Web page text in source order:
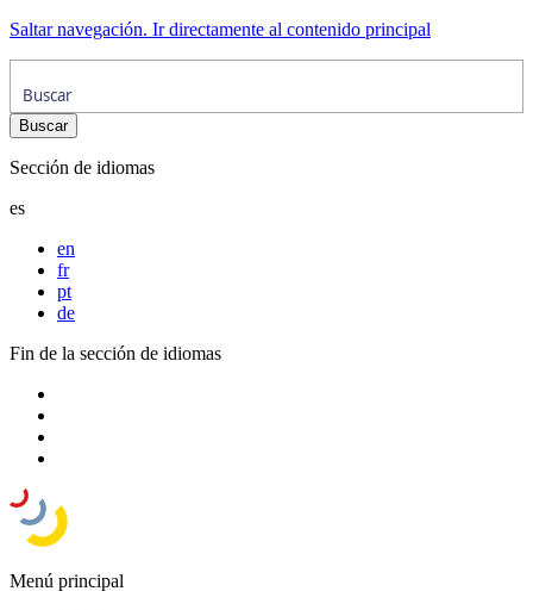
Saltar navegación. Ir directamente al contenido principal
Sección de idiomas
es
en
fr
pt
de
Fin de la sección de idiomas
Menú principal